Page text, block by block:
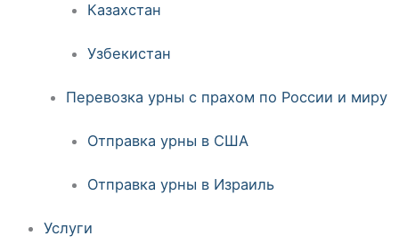
Казахстан
Узбекистан
Перевозка урны с прахом по России и миру
Отправка урны в США
Отправка урны в Израиль
Услуги